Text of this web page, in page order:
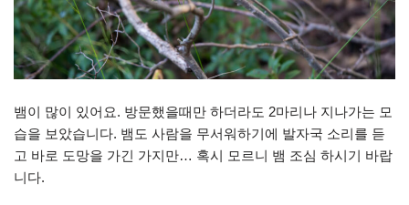
뱀이 많이 있어요. 방문했을때만 하더라도 2마리나 지나가는 모
습을 보았습니다. 뱀도 사람을 무서워하기에 발자국 소리를 듣
고 바로 도망을 가긴 가지만… 혹시 모르니 뱀 조심 하시기 바랍
니다.